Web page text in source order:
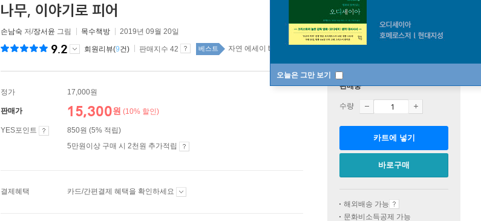
오늘은 그만 보기
나무, 이야기로 피어
손남숙 저/장서윤 그림 목수책방 2019년 09월 20일
9.2 회원리뷰(9건) 판매지수 42 베스트 자연 에세이 top20 13주
정가 17,000원
판매가 15,300원 (10% 할인)
YES포인트
850원 (5% 적립)
5만원이상 구매 시 2천원 추가적립
결제혜택 카드/간편결제 혜택을 확인하세요
판매중
수량
카트에 넣기
바로구매
해외배송 가능
문화비소득공제 가능